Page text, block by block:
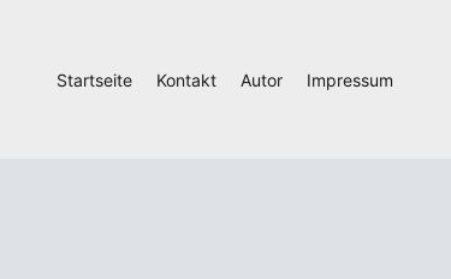
Startseite Kontakt Autor Impressum